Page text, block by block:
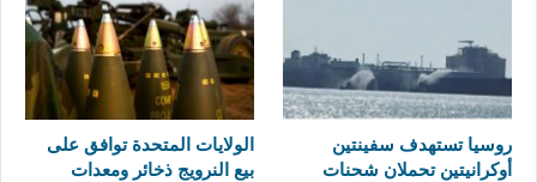
روسيا تستهدف سفينتين
أوكرانيتين تحملان شحنات
الولايات المتحدة توافق على
بيع النرويج ذخائر ومعدات